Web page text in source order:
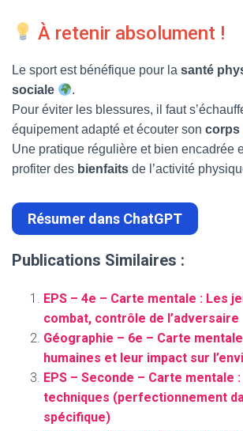
À retenir absolument !
Le sport est bénéfique pour la santé
sociale
.
Pour éviter les blessures, il faut
équipement adapté et écouter son corps
Une pratique régulière et bien encadrée
profiter des bienfaits de l’activité
Résumer dans ChatGPT
Publications Similaires :
EPS – 4e – Carte mentale : Les
combat, contrôle de l’adversaire
Géographie – 6e – Carte
humaines et leur impact sur
EPS – Seconde – Carte mentale
techniques (perfectionnement
spécifique)